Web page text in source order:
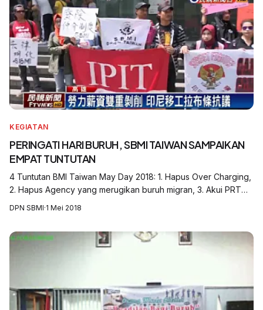
KEGIATAN
PERINGATI HARI BURUH, SBMI TAIWAN SAMPAIKAN
EMPAT TUNTUTAN
4 Tuntutan BMI Taiwan May Day 2018: 1. Hapus Over Charging,
2. Hapus Agency yang merugikan buruh migran, 3. Akui PRT
DPN SBMI·1 Mei 2018